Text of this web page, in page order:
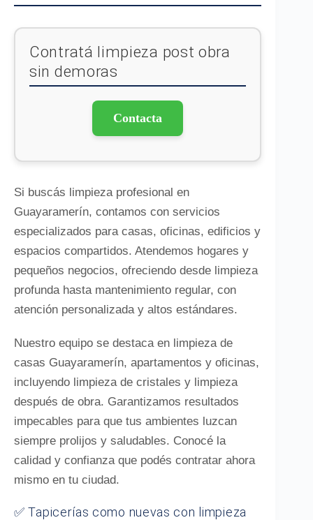
Contratá limpieza post obra
sin demoras
Contacta
Si buscás limpieza profesional en
Guayaramerín, contamos con servicios
especializados para casas, oficinas, edificios y
espacios compartidos. Atendemos hogares y
pequeños negocios, ofreciendo desde limpieza
profunda hasta mantenimiento regular, con
atención personalizada y altos estándares.
Nuestro equipo se destaca en limpieza de
casas Guayaramerín, apartamentos y oficinas,
incluyendo limpieza de cristales y limpieza
después de obra. Garantizamos resultados
impecables para que tus ambientes luzcan
siempre prolijos y saludables. Conocé la
calidad y confianza que podés contratar ahora
mismo en tu ciudad.
✅ Tapicerías como nuevas con limpieza